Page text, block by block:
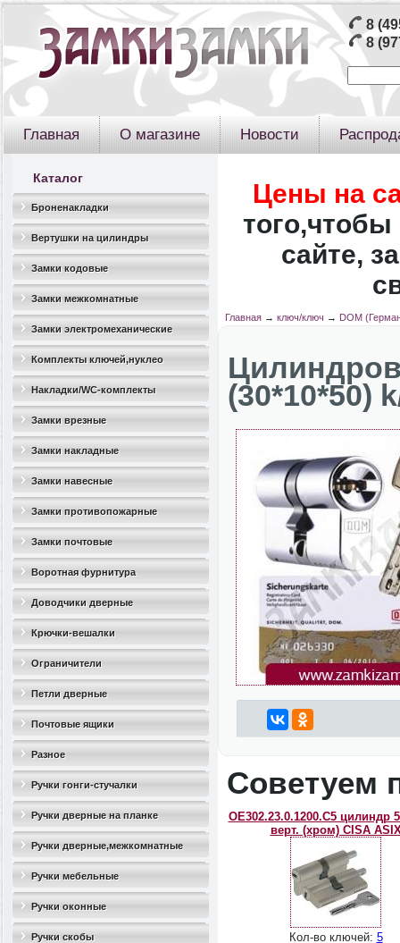
8
8
Главная О магазине Новости
Каталог
Броненакладки
Вертушки на цилиндры
Замки кодовые
Замки межкомнатные
Замки электромеханические
Комплекты ключей,нуклео
Накладки/WC-комплекты
Замки врезные
Замки накладные
Замки навесные
Замки противопожарные
Замки почтовые
Воротная фурнитура
Доводчики дверные
Крючки-вешалки
Ограничители
дверные(стопоры)
Петли дверные
Почтовые ящики
Разное
Ручки гонги-стучалки
Ручки дверные на планке
Ручки дверные,межкомнатные
Ручки мебельные
Ручки оконные
Ручки скобы
Цены на
того,чтобы
сайте,
Главная→ ключ/ключ → DOM
(30*10*50)
Советуем
OЕ302.23.0.1200.C5 цилиндр
верт. (хром) CISA
Кол-во ключей: 5